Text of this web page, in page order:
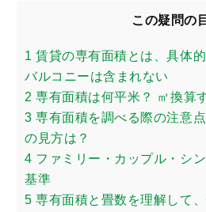
この疑問の
1 賃貸の専有面積とは、具体
バルコニーは含まれない
2 専有面積は何平米？ ㎡換算
3 専有面積を調べる際の注意
の見方は？
4 ファミリー・カップル・シ
基準
5 専有面積と畳数を理解して